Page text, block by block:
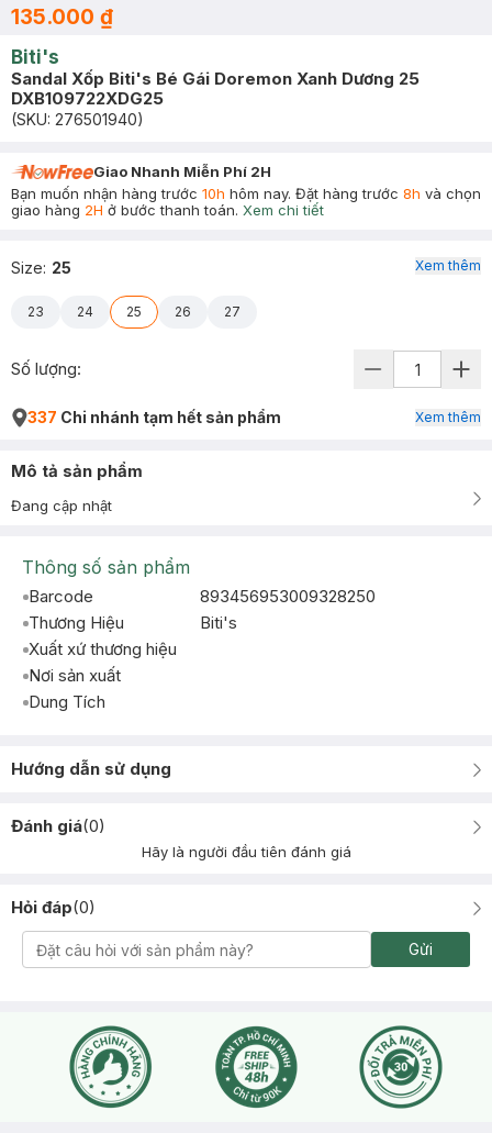
135.000 ₫
Biti's
Sandal Xốp Biti's Bé Gái Doremon Xanh Dương 25
DXB109722XDG25
(SKU: 276501940)
Giao Nhanh Miễn Phí 2H
Bạn muốn nhận hàng trước 10h hôm nay. Đặt hàng trước 8h và chọn
giao hàng 2H ở bước thanh toán. Xem chi tiết
Size: 25
23 24 25 26 27
Xem thêm
Số lượng:
337 Chi nhánh tạm hết sản phẩm Xem thêm
Mô tả sản phẩm
Đang cập nhật
Thông số sản phẩm
Barcode
893456953009328250
Thương Hiệu
Biti's
Xuất xứ thương hiệu
Nơi sản xuất
Dung Tích
Hướng dẫn sử dụng
Đánh giá(0)
Hãy là người đầu tiên đánh giá
Hỏi đáp(0)
Gửi